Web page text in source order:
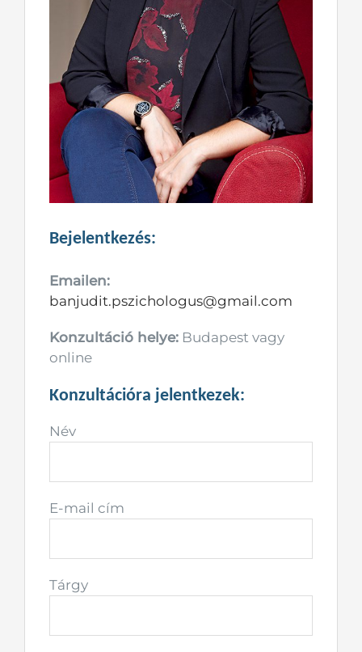
Bejelentkezés:
Emailen:
banjudit.pszichologus@gmail.com
Konzultáció helye:Budapest vagy
online
Konzultációra jelentkezek:
Név
E-mail cím
Tárgy